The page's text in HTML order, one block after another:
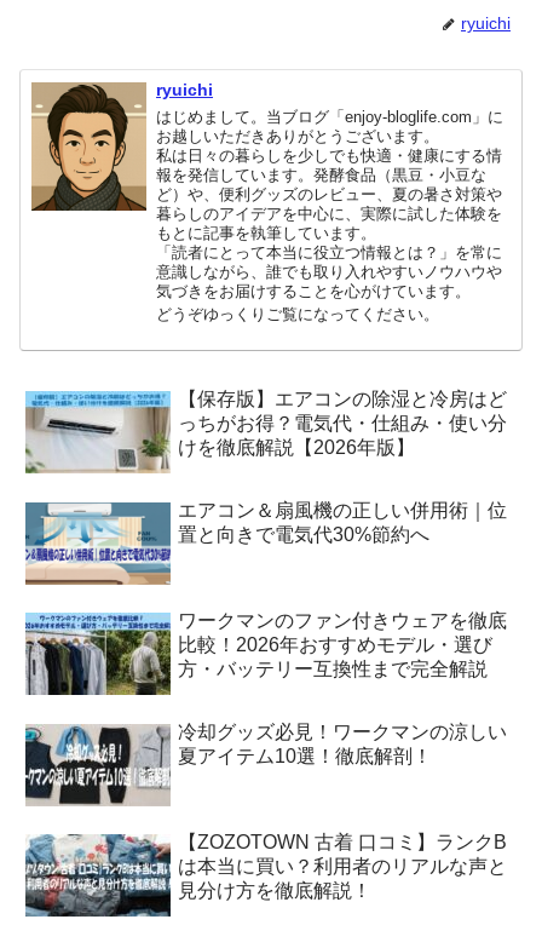
ryuichi
ryuichi
はじめまして。当ブログ「enjoy-bloglife.com」に
お越しいただきありがとうございます。
私は日々の暮らしを少しでも快適・健康にする情
報を発信しています。発酵食品（黒豆・小豆な
ど）や、便利グッズのレビュー、夏の暑さ対策や
暮らしのアイデアを中心に、実際に試した体験を
もとに記事を執筆しています。
「読者にとって本当に役立つ情報とは？」を常に
意識しながら、誰でも取り入れやすいノウハウや
気づきをお届けすることを心がけています。
どうぞゆっくりご覧になってください。
【保存版】エアコンの除湿と冷房はど
っちがお得？電気代・仕組み・使い分
けを徹底解説【2026年版】
エアコン＆扇風機の正しい併用術｜位
置と向きで電気代30%節約へ
ワークマンのファン付きウェアを徹底
比較！2026年おすすめモデル・選び
方・バッテリー互換性まで完全解説
冷却グッズ必見！ワークマンの涼しい
夏アイテム10選！徹底解剖！
【ZOZOTOWN 古着 口コミ】ランクB
は本当に買い？利用者のリアルな声と
見分け方を徹底解説！